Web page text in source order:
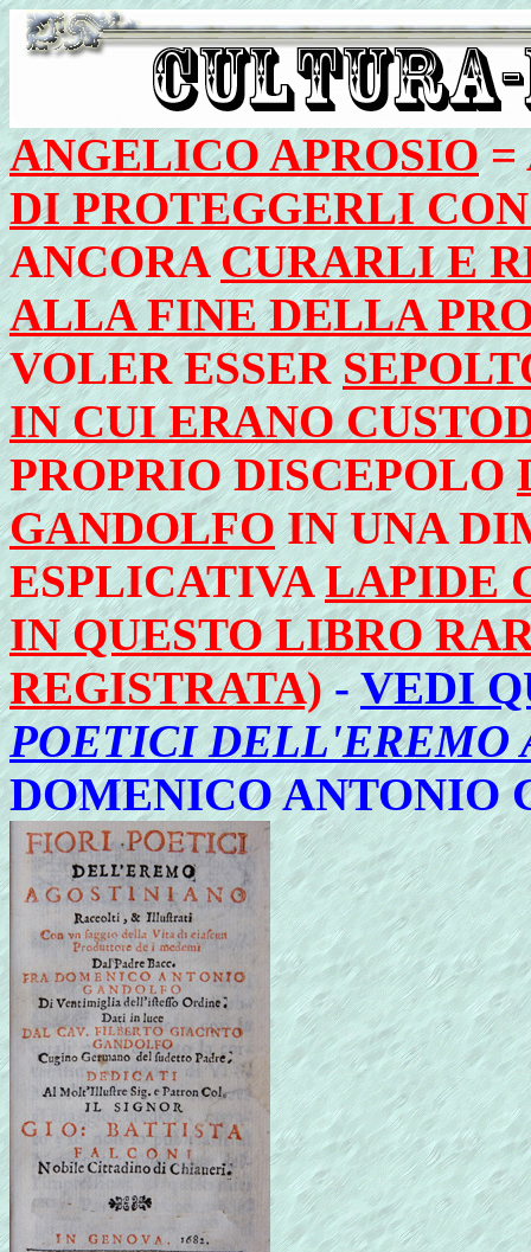
ANGELICO APROSIO=
DI PROTEGGERLI
ANCORACURARLI E
ALLA FINE DELLA
VOLER ESSER
IN CUI ERANO
PROPRIO DISCEPOLO
GANDOLFOIN UNA
ESPLICATIVALAPIDE
IN QUESTO LIBRO
REGISTRATA) -VEDI
POETICI DELL'EREMO
DOMENICO ANTONIO